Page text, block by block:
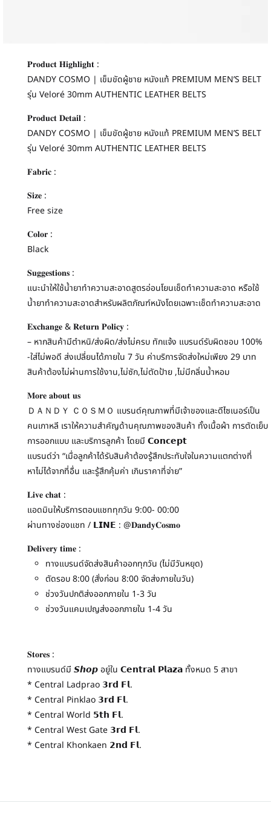
𝐏𝐫𝐨𝐝𝐮𝐜𝐭 𝐇𝐢𝐠𝐡𝐥𝐢𝐠𝐡𝐭 :
DANDY COSMO | เข็มขัดผู้ชาย หนังแท้ PREMIUM MEN’S BELT
รุ่น Veloré 30mm AUTHENTIC LEATHER BELTS
𝐏𝐫𝐨𝐝𝐮𝐜𝐭 𝐃𝐞𝐭𝐚𝐢𝐥 :
DANDY COSMO | เข็มขัดผู้ชาย หนังแท้ PREMIUM MEN’S BELT
รุ่น Veloré 30mm AUTHENTIC LEATHER BELTS
𝐅𝐚𝐛𝐫𝐢𝐜 :
𝐒𝐢𝐳𝐞 :
Free size
𝐂𝐨𝐥𝐨𝐫 :
Black
𝐒𝐮𝐠𝐠𝐞𝐬𝐭𝐢𝐨𝐧𝐬 :
แนะนำให้ใช้น้ำยาทำความสะอาดสูตรอ่อนโยนเช็ดทำความสะอาด หรือใช้
น้ำยาทำความสะอาดสำหรับผลิตภัณฑ์หนังโดยเฉพาะเช็ดทำความสะอาด
𝐄𝐱𝐜𝐡𝐚𝐧𝐠𝐞 & 𝐑𝐞𝐭𝐮𝐫𝐧 𝐏𝐨𝐥𝐢𝐜𝐲 :
– หากสินค้ามีตำหนิ/ส่งผิด/ส่งไม่ครบ ทักแจ้ง แบรนด์รับผิดชอบ 100%
-ใส่ไม่พอดี ส่งเปลี่ยนได้ภายใน 7 วัน ค่าบริการจัดส่งใหม่เพียง 29 บาท
สินค้าต้องไม่ผ่านการใช้งาน,ไม่ซัก,ไม่ตัดป้าย ,ไม่มีกลิ่นน้ำหอม
𝐌𝐨𝐫𝐞 𝐚𝐛𝐨𝐮𝐭 𝐮𝐬
ＤＡＮＤＹ ＣＯＳＭＯ แบรนด์คุณภาพที่มีเจ้าของและดีไซเนอร์เป็น
คนเกาหลี เราให้ความสำคัญด้านคุณภาพของสินค้า ทั้งเนื้อผ้า การตัดเย็บ
การออกแบบ และบริการลูกค้า โดยมี 𝗖𝗼𝗻𝗰𝗲𝗽𝘁
แบรนด์ว่า “เมื่อลูกค้าได้รับสินค้าต้องรู้สึกประทับใจในความแตกต่างที่
หาไม่ได้จากที่อื่น และรู้สึกคุ้มค่า เกินราคาที่จ่าย”
𝐋𝐢𝐯𝐞 𝐜𝐡𝐚𝐭 :
แอดมินให้บริการตอบแชททุกวัน 9:00- 00:00
ผ่านทางช่องแชท / 𝗟𝗜𝗡𝗘 : @𝐃𝐚𝐧𝐝𝐲𝐂𝐨𝐬𝐦𝐨
𝐃𝐞𝐥𝐢𝐯𝐞𝐫𝐲 𝐭𝐢𝐦𝐞 :
ทางแบรนด์จัดส่งสินค้าออกทุกวัน (ไม่มีวันหยุด)
ตัดรอบ 8:00 (สั่งก่อน 8:00 จัดส่งภายในวัน)
ช่วงวันปกติส่งออกภายใน 1-3 วัน
ช่วงวันแคมเปญส่งออกภายใน 1-4 วัน
𝐒𝐭𝐨𝐫𝐞𝐬 :
ทางแบรนด์มี 𝙎𝙝𝙤𝙥 อยู่ใน 𝗖𝗲𝗻𝘁𝗿𝗮𝗹 𝗣𝗹𝗮𝘇𝗮 ทั้งหมด 5 สาขา
* Central Ladprao 𝟯𝗿𝗱 𝗙𝗹.
* Central Pinklao 𝟯𝗿𝗱 𝗙𝗹.
* Central World 𝟱𝘁𝗵 𝗙𝗹.
* Central West Gate 𝟯𝗿𝗱 𝗙𝗹.
* Central Khonkaen 𝟮𝗻𝗱 𝗙𝗹.